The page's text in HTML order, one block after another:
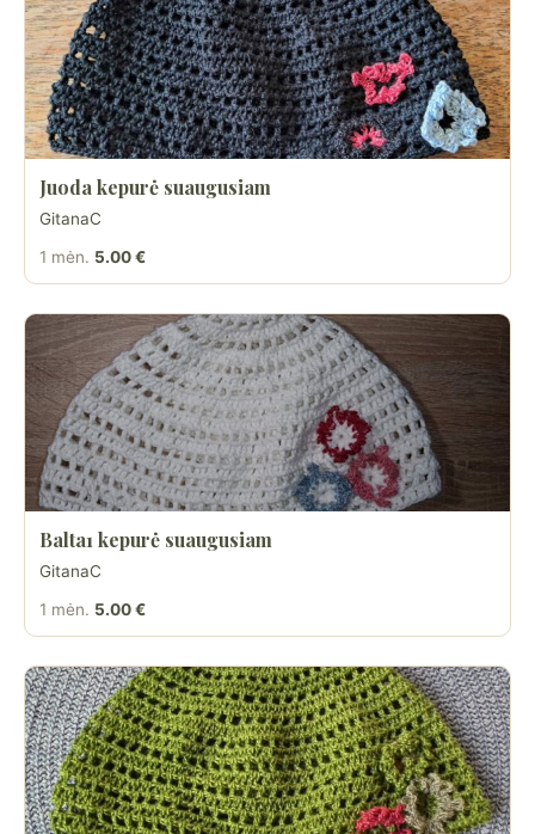
Juoda kepurė suaugusiam
GitanaC
1 mėn. 5.00 €
Balta1 kepurė suaugusiam
GitanaC
1 mėn. 5.00 €